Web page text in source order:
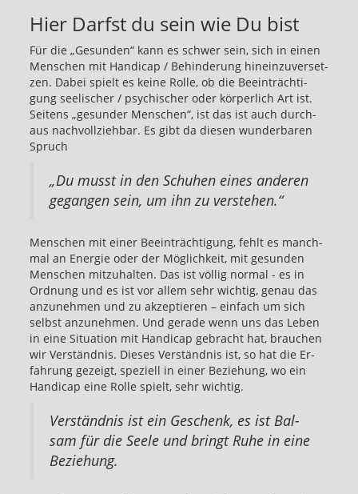
Nicht-IAB-Verarbeitungszwecke:
Notwendig
Performance
Funktional
Werbung
Hier Darfst du sein wie Du bist
Für die „Ge­sun­den“ kann es schwer sein, sich in einen
Men­schen mit Han­di­cap / Be­hin­de­rung hin­ein­zu­ver­set­
zen. Dabei spielt es keine Rolle, ob die Be­ein­träch­ti­
gung see­li­scher / psy­chi­scher oder kör­per­lich Art ist.
Sei­tens „ge­sun­der Men­schen“, ist das ist auch durch­
aus nach­voll­zieh­bar. Es gibt da die­sen wun­der­ba­ren
Spruch
„Du musst in den Schuhen eines an­deren
gegan­gen sein, um ihn zu ver­ste­hen.“
Men­schen mit einer Beeinträchtigung, fehlt es manch­
mal an En­ergie oder der Möglichkeit, mit gesun­den
Men­schen mitzuhal­ten. Das ist völlig nor­mal - es in
Ord­nung und es ist vor allem sehr wichtig, genau das
anzunehmen und zu akzep­tieren – ein­fach um sich
selb­st anzunehmen. Und ger­ade wenn uns das Leben
in eine Sit­u­a­tion mit Hand­i­cap ge­bracht hat, brauchen
wir Verständnis. Dieses Verständnis ist, so hat die Er­
fahrung gezeigt, speziell in einer Beziehung, wo ein
Hand­i­cap eine Rolle spielt, sehr wichtig.
Verständnis ist ein Geschenk, es ist Bal­
sam für die Seele und bringt Ruhe in eine
Beziehung.